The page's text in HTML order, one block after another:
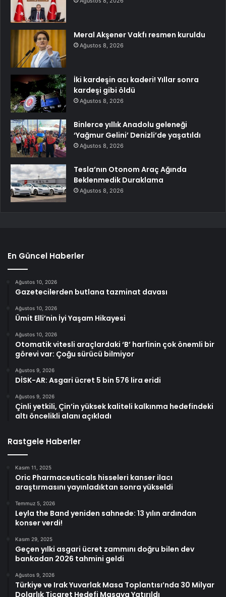
Meral Akşener Vakfı resmen kuruldu
Ağustos 8, 2026
İki kardeşin acı kaderi! Yıllar sonra
kardeşi gibi öldü
Ağustos 8, 2026
Binlerce yıllık Anadolu geleneği
‘Yağmur Gelini’ Denizli’de yaşatıldı
Ağustos 8, 2026
Tesla’nın Otonom Araç Ağında
Beklenmedik Duraklama
Ağustos 8, 2026
En Güncel Haberler
Ağustos 10, 2026
Gazetecilerden butlana tazminat davası
Ağustos 10, 2026
Ümit Elli’nin İyi Yaşam Hikayesi
Ağustos 10, 2026
Otomatik vitesli araçlardaki ‘B’ harfinin çok önemli bir
görevi var: Çoğu sürücü bilmiyor
Ağustos 9, 2026
DİSK-AR: Asgari ücret 5 bin 576 lira eridi
Ağustos 9, 2026
Çinli yetkili, Çin’in yüksek kaliteli kalkınma hedefindeki
altı öncelikli alanı açıkladı
Rastgele Haberler
Kasım 11, 2025
Oric Pharmaceuticals hisseleri kanser ilacı
araştırmasını yayınladıktan sonra yükseldi
Temmuz 5, 2026
Leyla the Band yeniden sahnede: 13 yılın ardından
konser verdi!
Kasım 29, 2025
Geçen yılki asgari ücret zammını doğru bilen dev
bankadan 2026 tahmini geldi
Ağustos 9, 2026
Türkiye ve Irak Yuvarlak Masa Toplantısı’nda 30 Milyar
Dolarlık Ticaret Hedefi Masaya Yatırıldı